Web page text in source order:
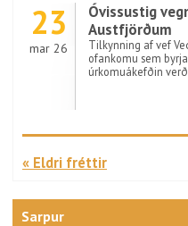
Sarpur
23
mar 26
Óvissustig
Austfjörðum
Tilkynning af vef
ofankomu sem
úrkomuákefðin
« Eldri fréttir